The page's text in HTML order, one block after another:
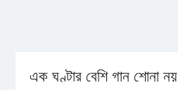
এক ঘণ্টার বেশি গান শোনা নয়